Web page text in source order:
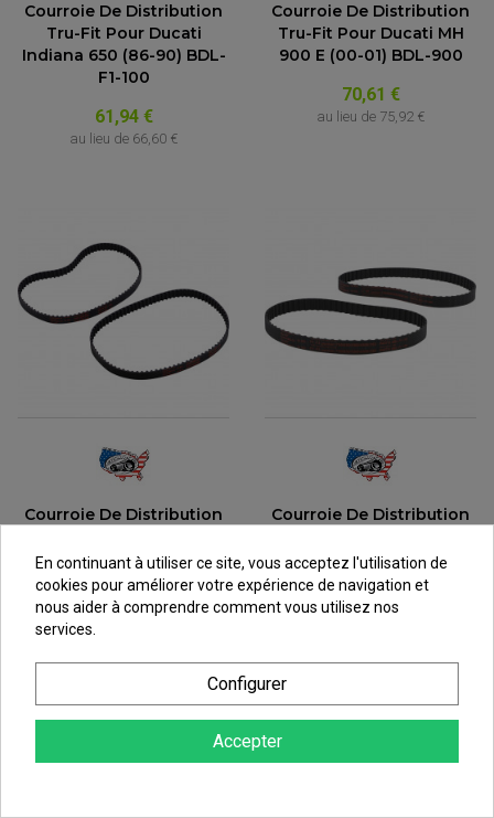
Courroie De Distribution
Tru-Fit Pour Ducati
Indiana 650 (86-90) BDL-
F1-100
61,94 €
au lieu de 66,60 €
Courroie De Distribution
Tru-Fit Pour Ducati MH
900 E (00-01) BDL-900
70,61 €
au lieu de 75,92 €
Courroie De Distribution
Monster 1200 (15-16) BDL-
1198
97,87 €
au lieu de105,24 €
Courroie De Distribution
Monster 600 (93-97) BDL-
F1-100
En continuant à utiliser ce site, vous acceptez l'utilisation de
cookies pour améliorer votre expérience de navigation et
nous aider à comprendre comment vous utilisez nos
services.
Configurer
Accepter